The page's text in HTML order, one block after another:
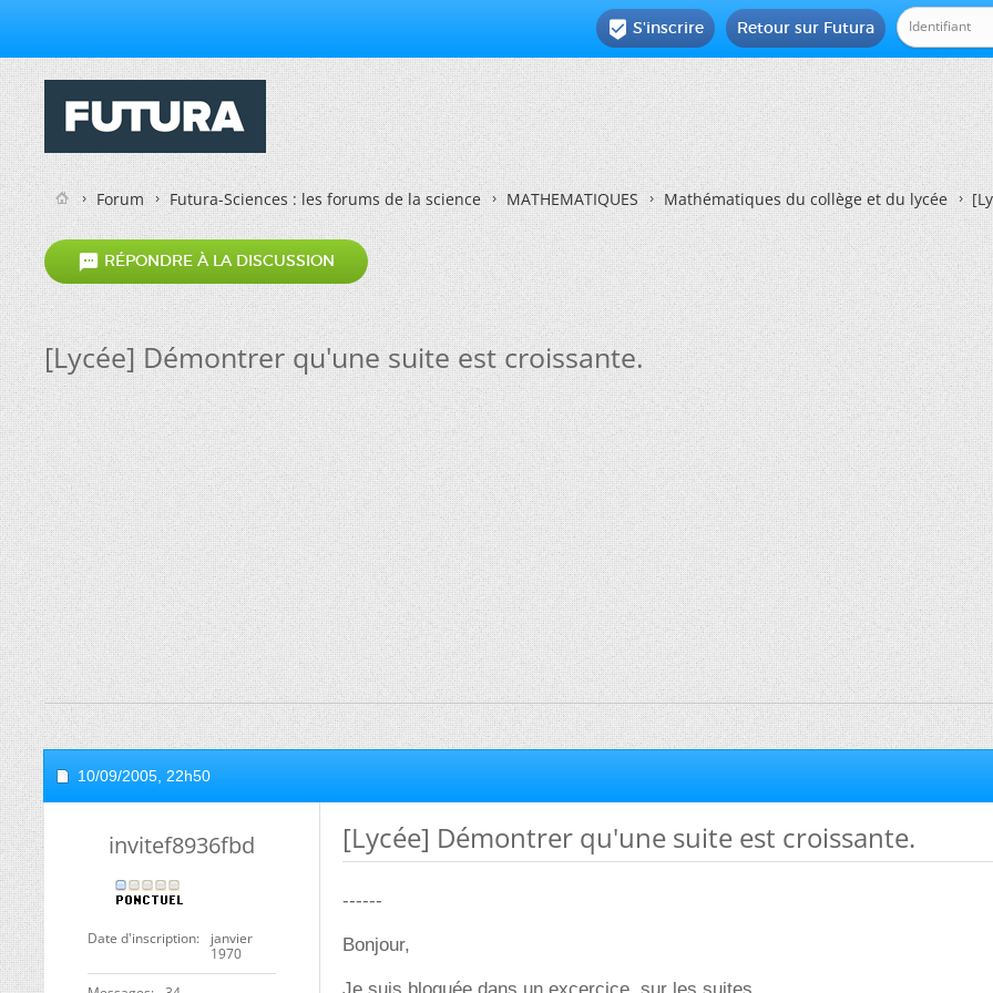
Retour sur Futura
 S'inscrire
Forum Futura-Sciences : les forums de la science MATHEMATIQUES Mathématiques du collège et du lycée
 RÉPONDRE À LA DISCUSSION
[Lycée] Démontrer qu'une suite est croissante.
10/09/2005, 22h50
invitef8936fbd
Date d'inscription
janvier
1970
[Lycée] Démontrer qu'une suite est croissante.
------
Bonjour,